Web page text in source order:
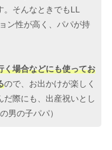
そんなときでもLL
ン性が高く、パパが持
く場合などにも使ってお
ので、お出かけが楽しく
だ際にも、出産祝いとし
男の子パパ）